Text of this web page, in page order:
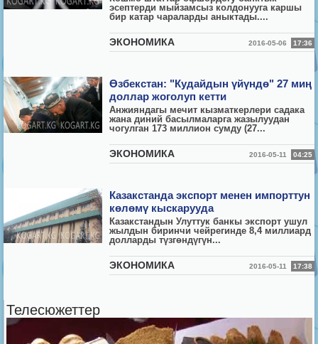
эсептерди мыйзамсыз колдонууга каршы
бир катар чараларды аныктады....
ЭКОНОМИКА 2016-05-06 17:36
Өзбекстан: "Кудайдын үйүндө" 27 миң
доллар жоголуп кетти
Анжияндагы мечит кызматкерлери садака
жана диний басылмаларга жазылуудан
чогулган 173 миллион сумду (27...
ЭКОНОМИКА 2016-05-11 04:25
Казакстанда экспорт менен импорттун
көлөмү кыскарууда
Казакстандын Улуттук банкы экспорт ушул
жылдын биринчи чейрегинде 8,4 миллиард
долларды түзгөндүгүн...
ЭКОНОМИКА 2016-05-11 17:38
Телесюжеттер